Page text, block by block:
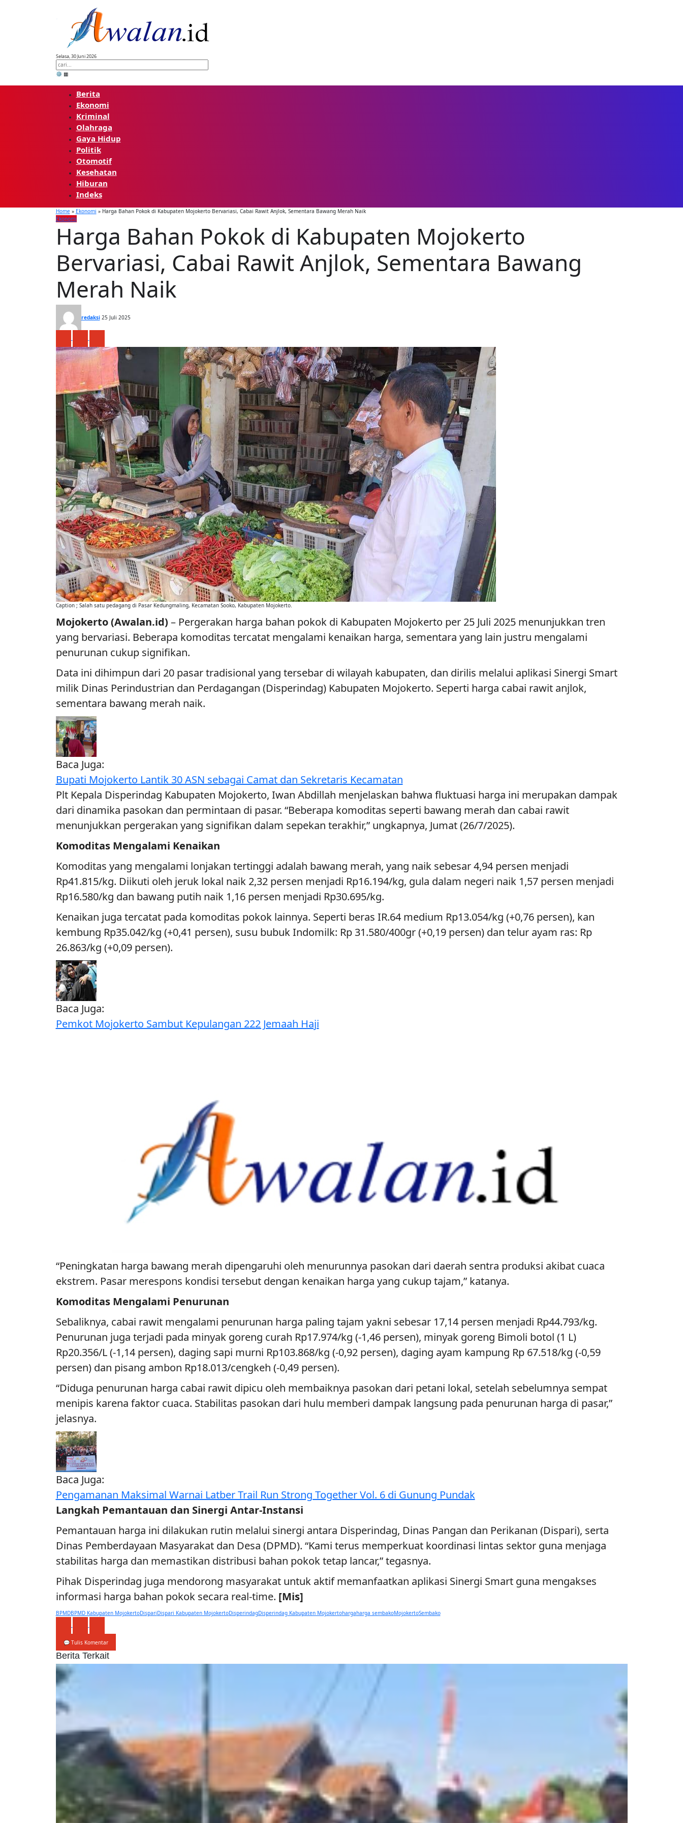
Selasa, 30 Juni 2026
⚙️ ▦
Berita
Ekonomi
Kriminal
Olahraga
Gaya Hidup
Politik
Otomotif
Kesehatan
Hiburan
Indeks
Home» Ekonomi » Harga Bahan Pokok di Kabupaten Mojokerto Bervariasi, Cabai Rawit Anjlok, Sementara Bawang Merah Naik
Ekonomi
Harga Bahan Pokok di Kabupaten Mojokerto
Bervariasi, Cabai Rawit Anjlok, Sementara Bawang
Merah Naik
redaksi 25 Juli 2025
Caption ; Salah satu pedagang di Pasar Kedungmaling, Kecamatan Sooko, Kabupaten Mojokerto.
Mojokerto (Awalan.id) – Pergerakan harga bahan pokok di Kabupaten Mojokerto per 25 Juli 2025 menunjukkan tren
yang bervariasi. Beberapa komoditas tercatat mengalami kenaikan harga, sementara yang lain justru mengalami
penurunan cukup signifikan.
Data ini dihimpun dari 20 pasar tradisional yang tersebar di wilayah kabupaten, dan dirilis melalui aplikasi Sinergi Smart
milik Dinas Perindustrian dan Perdagangan (Disperindag) Kabupaten Mojokerto. Seperti harga cabai rawit anjlok,
sementara bawang merah naik.
Baca Juga:
Bupati Mojokerto Lantik 30 ASN sebagai Camat dan Sekretaris Kecamatan
Plt Kepala Disperindag Kabupaten Mojokerto, Iwan Abdillah menjelaskan bahwa fluktuasi harga ini merupakan dampak
dari dinamika pasokan dan permintaan di pasar. “Beberapa komoditas seperti bawang merah dan cabai rawit
menunjukkan pergerakan yang signifikan dalam sepekan terakhir,” ungkapnya, Jumat (26/7/2025).
Komoditas Mengalami Kenaikan
Komoditas yang mengalami lonjakan tertinggi adalah bawang merah, yang naik sebesar 4,94 persen menjadi
Rp41.815/kg. Diikuti oleh jeruk lokal naik 2,32 persen menjadi Rp16.194/kg, gula dalam negeri naik 1,57 persen menjadi
Rp16.580/kg dan bawang putih naik 1,16 persen menjadi Rp30.695/kg.
Kenaikan juga tercatat pada komoditas pokok lainnya. Seperti beras IR.64 medium Rp13.054/kg (+0,76 persen), kan
kembung Rp35.042/kg (+0,41 persen), susu bubuk Indomilk: Rp 31.580/400gr (+0,19 persen) dan telur ayam ras: Rp
26.863/kg (+0,09 persen).
Baca Juga:
Pemkot Mojokerto Sambut Kepulangan 222 Jemaah Haji
“Peningkatan harga bawang merah dipengaruhi oleh menurunnya pasokan dari daerah sentra produksi akibat cuaca
ekstrem. Pasar merespons kondisi tersebut dengan kenaikan harga yang cukup tajam,” katanya.
Komoditas Mengalami Penurunan
Sebaliknya, cabai rawit mengalami penurunan harga paling tajam yakni sebesar 17,14 persen menjadi Rp44.793/kg.
Penurunan juga terjadi pada minyak goreng curah Rp17.974/kg (-1,46 persen), minyak goreng Bimoli botol (1 L)
Rp20.356/L (-1,14 persen), daging sapi murni Rp103.868/kg (-0,92 persen), daging ayam kampung Rp 67.518/kg (-0,59
persen) dan pisang ambon Rp18.013/cengkeh (-0,49 persen).
“Diduga penurunan harga cabai rawit dipicu oleh membaiknya pasokan dari petani lokal, setelah sebelumnya sempat
menipis karena faktor cuaca. Stabilitas pasokan dari hulu memberi dampak langsung pada penurunan harga di pasar,”
jelasnya.
Baca Juga:
Pengamanan Maksimal Warnai Latber Trail Run Strong Together Vol. 6 di Gunung Pundak
Langkah Pemantauan dan Sinergi Antar-Instansi
Pemantauan harga ini dilakukan rutin melalui sinergi antara Disperindag, Dinas Pangan dan Perikanan (Dispari), serta
Dinas Pemberdayaan Masyarakat dan Desa (DPMD). “Kami terus memperkuat koordinasi lintas sektor guna menjaga
stabilitas harga dan memastikan distribusi bahan pokok tetap lancar,” tegasnya.
Pihak Disperindag juga mendorong masyarakat untuk aktif memanfaatkan aplikasi Sinergi Smart guna mengakses
informasi harga bahan pokok secara real-time. [Mis]
BPMDBPMD Kabupaten MojokertoDispariDispari Kabupaten MojokertoDisperindagDisperindag Kabupaten Mojokertohargaharga sembakoMojokertoSembako
💬 Tulis Komentar
Berita Terkait